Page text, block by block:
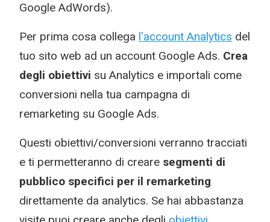
Google AdWords).
Per prima cosa collega l'account Analytics del
tuo sito web ad un account Google Ads. Crea
degli obiettivi su Analytics e importali come
conversioni nella tua campagna di
remarketing su Google Ads.
Questi obiettivi/conversioni verranno tracciati
e ti permetteranno di creare segmenti di
pubblico specifici per il remarketing
direttamente da analytics. Se hai abbastanza